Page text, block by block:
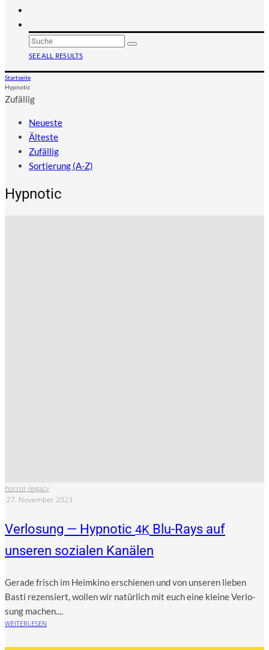
SEE ALL RESULTS
Startseite
Hypnotic
Zufällig
Neueste
Älteste
Zufällig
Sortierung (A-Z)
Hypnotic
horror-legacy
·27. November 2023
Verlosung — Hypnotic 4K Blu-Rays auf
unseren sozialen Kanälen
Gera­de frisch im Heim­ki­no erschie­nen und von unse­ren lie­ben
Bas­ti rezen­siert, wol­len wir natür­lich mit euch eine klei­ne Ver­lo­
sung machen....
WEITERLESEN